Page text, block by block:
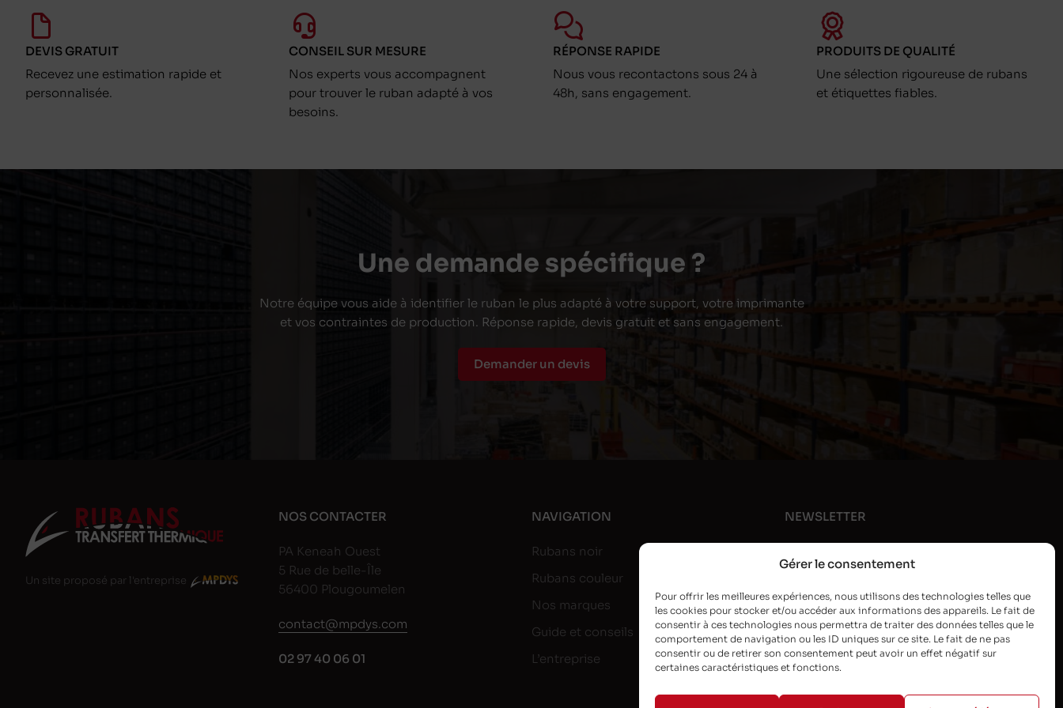
Gérer le consentement
Pour offrir les meilleures expériences, nous utilisons des technologies telles que
les cookies pour stocker et/ou accéder aux informations des appareils. Le fait de
consentir à ces technologies nous permettra de traiter des données telles que le
comportement de navigation ou les ID uniques sur ce site. Le fait de ne pas
consentir ou de retirer son consentement peut avoir un effet négatif sur
certaines caractéristiques et fonctions.
DEVIS GRATUIT
Recevez une estimation rapide et
personnalisée.
CONSEIL SUR MESURE
Nos experts vous accompagnent
pour trouver le ruban adapté à vos
besoins.
RÉPONSE RAPIDE
Nous vous recontactons sous 24 à
48h, sans engagement.
PRODUITS DE QUALITÉ
Une sélection rigoureuse de rubans
et étiquettes fiables.
Une demande spécifique ?
Notre équipe vous aide à identifier le ruban le plus adapté à votre support, votre imprimante
et vos contraintes de production. Réponse rapide, devis gratuit et sans engagement.
Demander un devis
Un site proposé par l'entreprise
NOS CONTACTER
PA Keneah Ouest
5 Rue de belle-Île
56400 Plougoumelen
contact@mpdys.com
02 97 40 06 01
NAVIGATION
Rubans noir
Rubans couleur
Nos marques
Guide et conseils
L’entreprise
NEWSLETTER